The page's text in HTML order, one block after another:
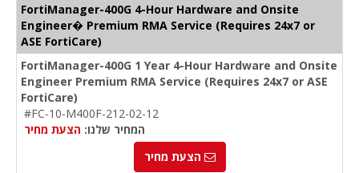
FortiManager-400G 4-Hour Hardware and Onsite
Engineer� Premium RMA Service (Requires 24x7 or
ASE FortiCare)
FortiManager-400G 1 Year 4-Hour Hardware and Onsite
Engineer Premium RMA Service (Requires 24x7 or ASE
FortiCare)
#FC-10-M400F-212-02-12
המחיר שלנו: הצעת מחיר
הצעת מחיר